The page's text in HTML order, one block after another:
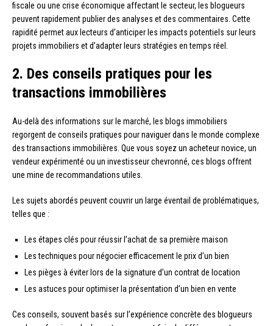
fiscale ou une crise économique affectant le secteur, les blogueurs
peuvent rapidement publier des analyses et des commentaires. Cette
rapidité permet aux lecteurs d’anticiper les impacts potentiels sur leurs
projets immobiliers et d’adapter leurs stratégies en temps réel.
2. Des conseils pratiques pour les
transactions immobilières
Au-delà des informations sur le marché, les blogs immobiliers
regorgent de conseils pratiques pour naviguer dans le monde complexe
des transactions immobilières. Que vous soyez un acheteur novice, un
vendeur expérimenté ou un investisseur chevronné, ces blogs offrent
une mine de recommandations utiles.
Les sujets abordés peuvent couvrir un large éventail de problématiques,
telles que :
Les étapes clés pour réussir l’achat de sa première maison
Les techniques pour négocier efficacement le prix d’un bien
Les pièges à éviter lors de la signature d’un contrat de location
Les astuces pour optimiser la présentation d’un bien en vente
Ces conseils, souvent basés sur l’expérience concrète des blogueurs